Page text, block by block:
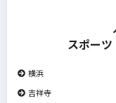
スポー
横浜
吉祥寺